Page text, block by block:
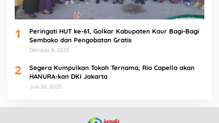
1
Peringati HUT ke-61, Golkar Kabupaten Kaur Bagi-Bagi
Sembako dan Pengobatan Gratis
Oktober 8, 2025
2
Segera Kumpulkan Tokoh Ternama, Rio Capella akan
HANURA-kan DKI Jakarta
Juni 30, 2025